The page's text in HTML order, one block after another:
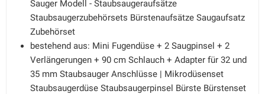
Sauger Modell - Staubsaugeraufsätze
Staubsaugerzubehörsets Bürstenaufsätze Saugaufsatz
Zubehörset
bestehend aus: Mini Fugendüse + 2 Saugpinsel + 2
Verlängerungen + 90 cm Schlauch + Adapter für 32 und
35 mm Staubsauger Anschlüsse | Mikrodüsenset
Staubsaugerdüse Staubsaugerpinsel Bürste Bürstenset